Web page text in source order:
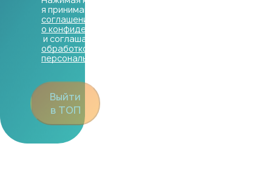
я принимаю
соглашение
о конфиденциальности
и соглашаюсь с
обработкой
персональных данных
Выйти
в ТОП